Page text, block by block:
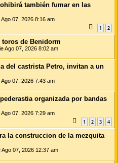
también fumar en las
Ago 07, 2026 8:16 am
1 2
toros de Benidorm
Ago 07, 2026 8:02 am
del castrista Petro, invitan a un
Ago 07, 2026 7:43 am
organizada por bandas
Ago 07, 2026 7:29 am
1 2 3 4
la construccion de la mezquita
Ago 07, 2026 12:37 am